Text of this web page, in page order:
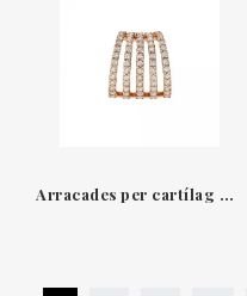
Arracades per cartílag or rosa 18 qt & Diamants earcuff Leopizzo